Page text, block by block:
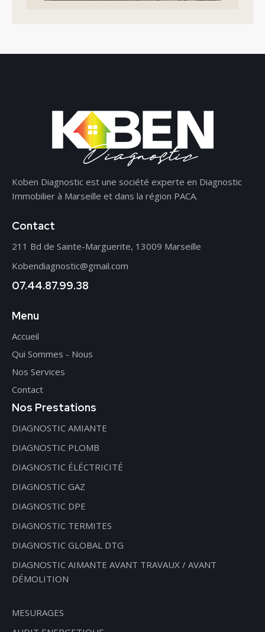
Koben Diagnostic est une société experte en Diagnostic
Immobilier à Marseille et dans la région PACA.
Contact
211 Bd de Sainte-Marguerite, 13009 Marseille
Kobendiagnostic@gmail.com
07.44.87.99.38
Menu
Accueil
Qui Sommes - Nous
Nos Services
Contact
Nos Prestations
DIAGNOSTIC AMIANTE
DIAGNOSTIC PLOMB
DIAGNOSTIC ÉLÉCTRICITÉ
DIAGNOSTIC GAZ
DIAGNOSTIC DPE
DIAGNOSTIC TERMITES
DIAGNOSTIC GLOBAL DTG
DIAGNOSTIC AIMANTE AVANT TRAVAUX / AVANT
DÉMOLITION
MESURAGES